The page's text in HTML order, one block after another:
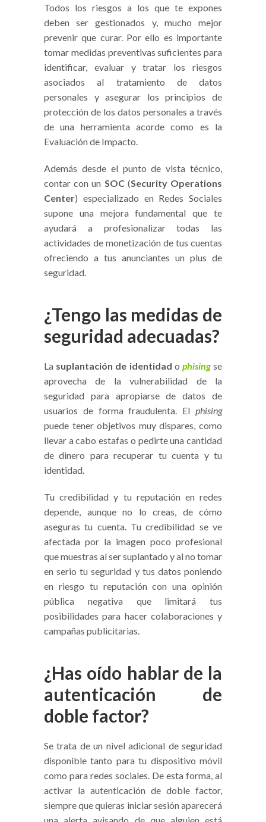
Todos los riesgos a los que te expones
deben ser gestionados y, mucho mejor
prevenir que curar. Por ello es importante
tomar medidas preventivas suficientes para
identificar, evaluar y tratar los riesgos
asociados al tratamiento de datos
personales y asegurar los principios de
protección de los datos personales a través
de una herramienta acorde como es la
Evaluación de Impacto.
Además desde el punto de vista técnico,
contar con un SOC(Security Operations
Center) especializado en Redes Sociales
supone una mejora fundamental que te
ayudará a profesionalizar todas las
actividades de monetización de tus cuentas
ofreciendo a tus anunciantes un plus de
seguridad.
¿Tengo las medidas de
seguridad adecuadas?
La suplantación de identidad o phisingse
aprovecha de la vulnerabilidad de la
seguridad para apropiarse de datos de
usuarios de forma fraudulenta. El phising
puede tener objetivos muy dispares, como
llevar a cabo estafas o pedirte una cantidad
de dinero para recuperar tu cuenta y tu
identidad.
Tu credibilidad y tu reputación en redes
depende, aunque no lo creas, de cómo
aseguras tu cuenta. Tu credibilidad se ve
afectada por la imagen poco profesional
que muestras al ser suplantado y al no tomar
en serio tu seguridad y tus datos poniendo
en riesgo tu reputación con una opinión
pública negativa que limitará tus
posibilidades para hacer colaboraciones y
campañas publicitarias.
¿Has oído hablar de la
autenticación de
doble factor?
Se trata de un nivel adicional de seguridad
disponible tanto para tu dispositivo móvil
como para redes sociales. De esta forma, al
activar la autenticación de doble factor,
siempre que quieras iniciar sesión aparecerá